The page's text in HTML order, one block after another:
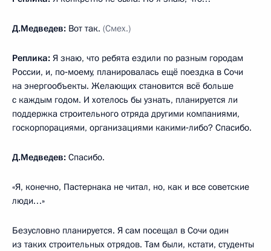
Д.Медведев: Вот так. (Смех.)
Реплика: Я знаю, что ребята ездили по разным городам
России, и, по‑моему, планировалась ещё поездка в Сочи
на энергообъекты. Желающих становится всё больше
с каждым годом. И хотелось бы узнать, планируется ли
поддержка строительного отряда другими компаниями,
госкорпорациями, организациями какими‑либо? Спасибо.
Д.Медведев: Спасибо.
«Я, конечно, Пастернака не читал, но, как и все советские
люди…»
Безусловно планируется. Я сам посещал в Сочи один
из таких строительных отрядов. Там были, кстати, студенты